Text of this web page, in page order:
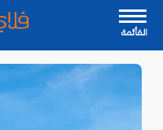
القأئمة